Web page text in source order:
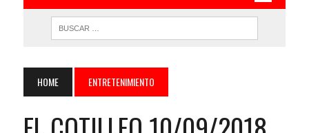
HOME ENTRETENIMIENTO